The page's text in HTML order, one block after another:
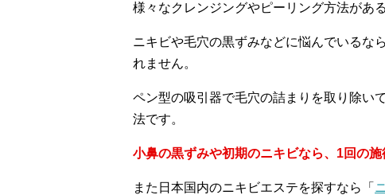
様々なクレンジングやピーリング方法があ
ニキビや毛穴の黒ずみなどに悩んでいるな
れません。
ペン型の吸引器で毛穴の詰まりを取り除い
法です。
小鼻の黒ずみや初期のニキビなら、1回の
また日本国内のニキビエステを探すなら「